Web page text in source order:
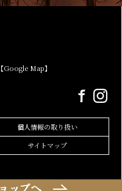
【Google Map】
個人情報の取り扱い
サイトマップ